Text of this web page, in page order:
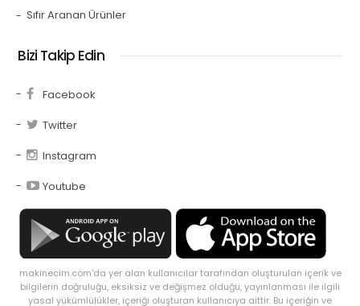
Sıfır Aranan Ürünler
Bizi Takip Edin
Facebook
Twitter
Instagram
Youtube
makinecim.com'da yer alan kullanıcılar tarafından oluşturulan içerik ve
bilgilerin doğruluğu, eksiksiz ve değişmez olduğu, yayınlanması ile ilgili
yasal yükümlülükler, içeriği oluşturan kullanıcıya aittir. Bu içeriğin ve